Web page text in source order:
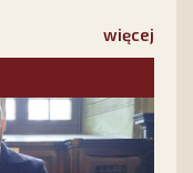
dokonają
sześciu
więcej